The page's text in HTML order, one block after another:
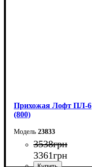
Прихожая Лофт ПЛ-6
(800)
23833
3538грн
3361грн